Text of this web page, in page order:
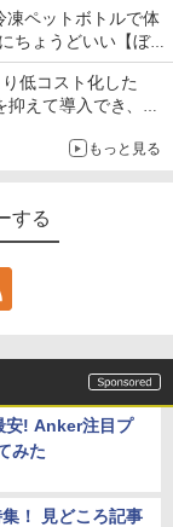
ペットボトルで体
ちょうどいい【ぼっ
にしてる？】
低コスト化した
えて導入でき、
もっと見る
する
安! Anker注目プ
みた
！ 見どころ記事